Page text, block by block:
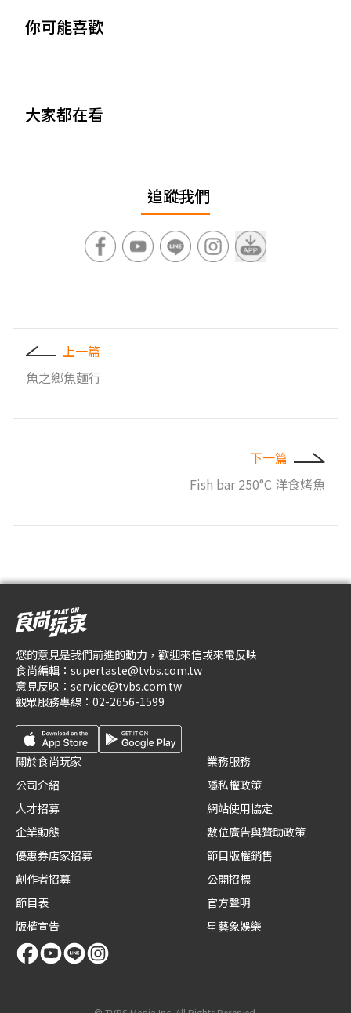
你可能喜歡
大家都在看
追蹤我們
上一篇
魚之鄉魚麵行
下一篇
Fish bar 250°C 洋食烤魚
您的意見是我們前進的動力，歡迎來信或來電反映
食尚編輯： supertaste@tvbs.com.tw
意見反映： service@tvbs.com.tw
觀眾服務專線： 02-2656-1599
關於食尚玩家
公司介紹
人才招募
企業動態
優惠券店家招募
創作者招募
節目表
版權宣告
業務服務
隱私權政策
網站使用協定
數位廣告與贊助政策
節目版權銷售
公開招標
官方聲明
星藝象娛樂